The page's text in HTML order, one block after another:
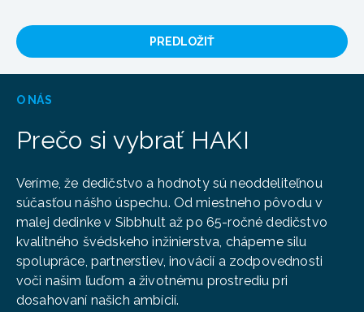
NE21 5SZ
+44 (0)1914 142481
Industrial Services (Edinburgh)
600 Gilmerton Rd,
EH17 8RY
Telefón: +44 (0)131 672298
Britský distribučný partner – Enigma
Industrial Services (Glasgow)
Enigma Industrial Services
35 North Canal Bank Street,
PREDLOŽIŤ
O NÁS
Prečo si vybrať HAKI
Veríme, že dedičstvo a hodnoty sú neoddeliteľnou
súčasťou nášho úspechu. Od miestneho pôvodu v
malej dedinke v Sibbhult až po 65-ročné dedičstvo
kvalitného švédskeho inžinierstva, chápeme silu
spolupráce, partnerstiev, inovácií a zodpovednosti
voči našim ľuďom a životnému prostrediu pri
dosahovaní našich ambícií.